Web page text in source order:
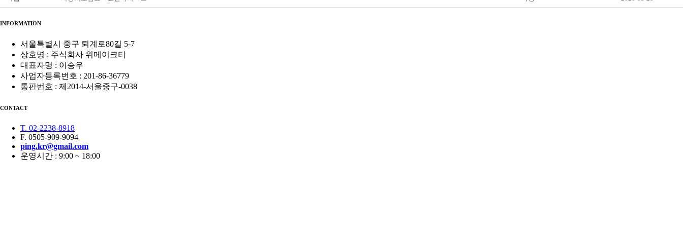
INFORMATION
서울특별시 중구 퇴계로80길 5-7
상호명 : 주식회사 위메이크티
대표자명 : 이승우
사업자등록번호 : 201-86-36779
통판번호 : 제2014-서울중구-0038
CONTACT
T. 02-2238-8918
F. 0505-909-9094
ping.kr@gmail.com
운영시간 : 9:00 ~ 18:00